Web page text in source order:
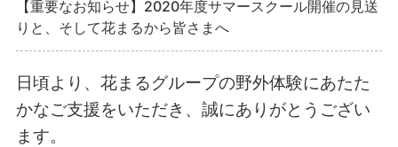
【重要なお知らせ】2020年度サマースクール開催の見送
りと、そして花まるから皆さまへ
日頃より、花まるグループの野外体験にあたた
かなご支援をいただき、誠にありがとうござい
ます。